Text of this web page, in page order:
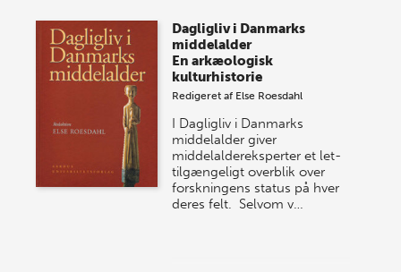
Dagligliv i Danmarks
middelalder
En arkæologisk
kulturhistorie
Redigeret af Else Roesdahl
I Dagligliv i Danmarks
middelalder giver
middelaldereksperter et let­
tilgængeligt overblik over
forskningens status på hver
deres felt. Selvom v…